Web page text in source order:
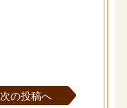
次の投稿へ